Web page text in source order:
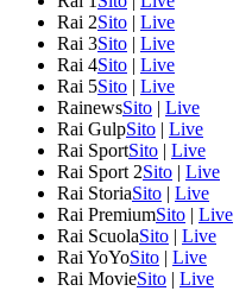
Rai 2Sito | Live
Rai 3Sito | Live
Rai 4Sito | Live
Rai 5Sito | Live
RainewsSito | Live
Rai GulpSito | Live
Rai SportSito | Live
Rai Sport 2Sito | Live
Rai StoriaSito | Live
Rai PremiumSito | Live
Rai ScuolaSito | Live
Rai YoYoSito | Live
Rai MovieSito | Live